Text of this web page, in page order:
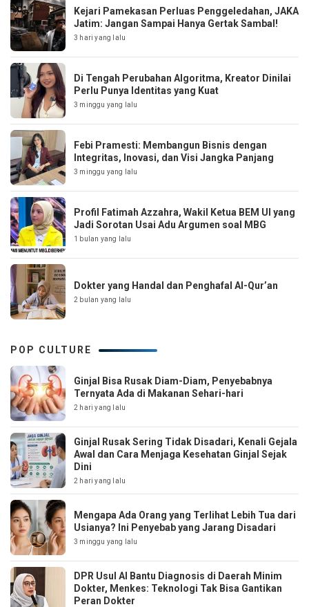
Kejari Pamekasan Perluas Penggeledahan, JAKA
Jatim: Jangan Sampai Hanya Gertak Sambal!
3 hari yang lalu
Di Tengah Perubahan Algoritma, Kreator Dinilai
Perlu Punya Identitas yang Kuat
3 minggu yang lalu
Febi Pramesti: Membangun Bisnis dengan
Integritas, Inovasi, dan Visi Jangka Panjang
3 minggu yang lalu
Profil Fatimah Azzahra, Wakil Ketua BEM UI yang
Jadi Sorotan Usai Adu Argumen soal MBG
1 bulan yang lalu
Dokter yang Handal dan Penghafal Al-Qur’an
2 bulan yang lalu
POP CULTURE
Ginjal Bisa Rusak Diam-Diam, Penyebabnya
Ternyata Ada di Makanan Sehari-hari
2 hari yang lalu
Ginjal Rusak Sering Tidak Disadari, Kenali Gejala
Awal dan Cara Menjaga Kesehatan Ginjal Sejak
Dini
2 hari yang lalu
Mengapa Ada Orang yang Terlihat Lebih Tua dari
Usianya? Ini Penyebab yang Jarang Disadari
3 minggu yang lalu
DPR Usul AI Bantu Diagnosis di Daerah Minim
Dokter, Menkes: Teknologi Tak Bisa Gantikan
Peran Dokter